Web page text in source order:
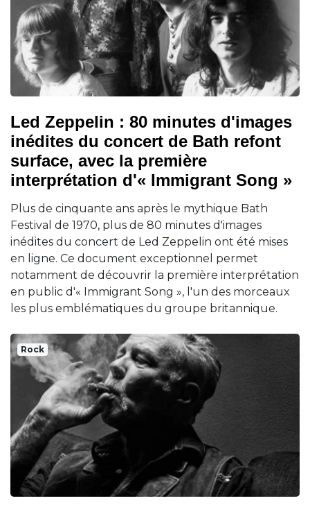
Led Zeppelin : 80 minutes d'images
inédites du concert de Bath refont
surface, avec la première
interprétation d'« Immigrant Song »
Plus de cinquante ans après le mythique Bath
Festival de 1970, plus de 80 minutes d'images
inédites du concert de Led Zeppelin ont été mises
en ligne. Ce document exceptionnel permet
notamment de découvrir la première interprétation
en public d'« Immigrant Song », l'un des morceaux
les plus emblématiques du groupe britannique.
Rock